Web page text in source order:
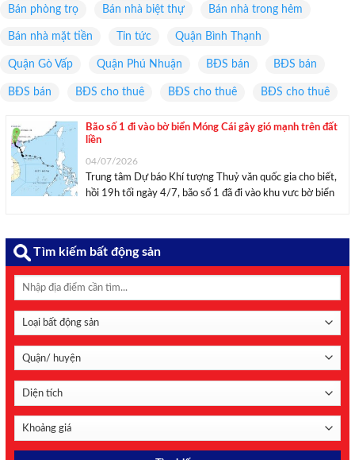
Bán phòng trọ Bán nhà biệt thự Bán nhà trong hẻm
Bán nhà mặt tiền Tin tức Quận Bình Thạnh
Quận Gò Vấp Quận Phú Nhuận BĐS bán BĐS bán
BĐS bán BĐS cho thuê BĐS cho thuê BĐS cho thuê
Bão số 1 đi vào bờ biển Móng Cái gây gió mạnh trên đất
liền
04/07/2026
Trung tâm Dự báo Khí tượng Thuỷ văn quốc gia cho biết,
hồi 19h tối ngày 4/7, bão số 1 đã đi vào khu vưc bờ biển
Tìm kiếm bất động sản